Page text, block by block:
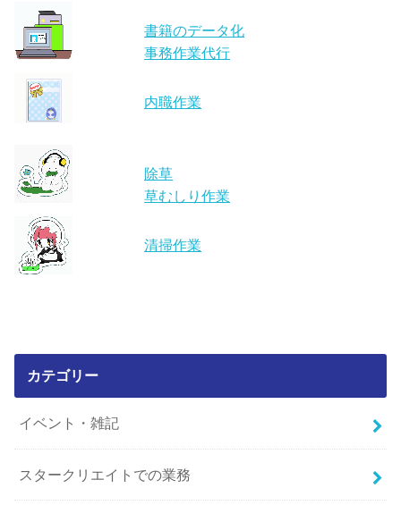
書籍のデータ化
事務作業代行
内職作業
除草
草むしり作業
清掃作業
カテゴリー
イベント・雑記
スタークリエイトでの業務